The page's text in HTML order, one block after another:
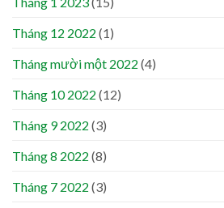
Tháng 12 2022 (1)
Tháng mười một 2022 (4)
Tháng 10 2022 (12)
Tháng 9 2022 (3)
Tháng 8 2022 (8)
Tháng 7 2022 (3)